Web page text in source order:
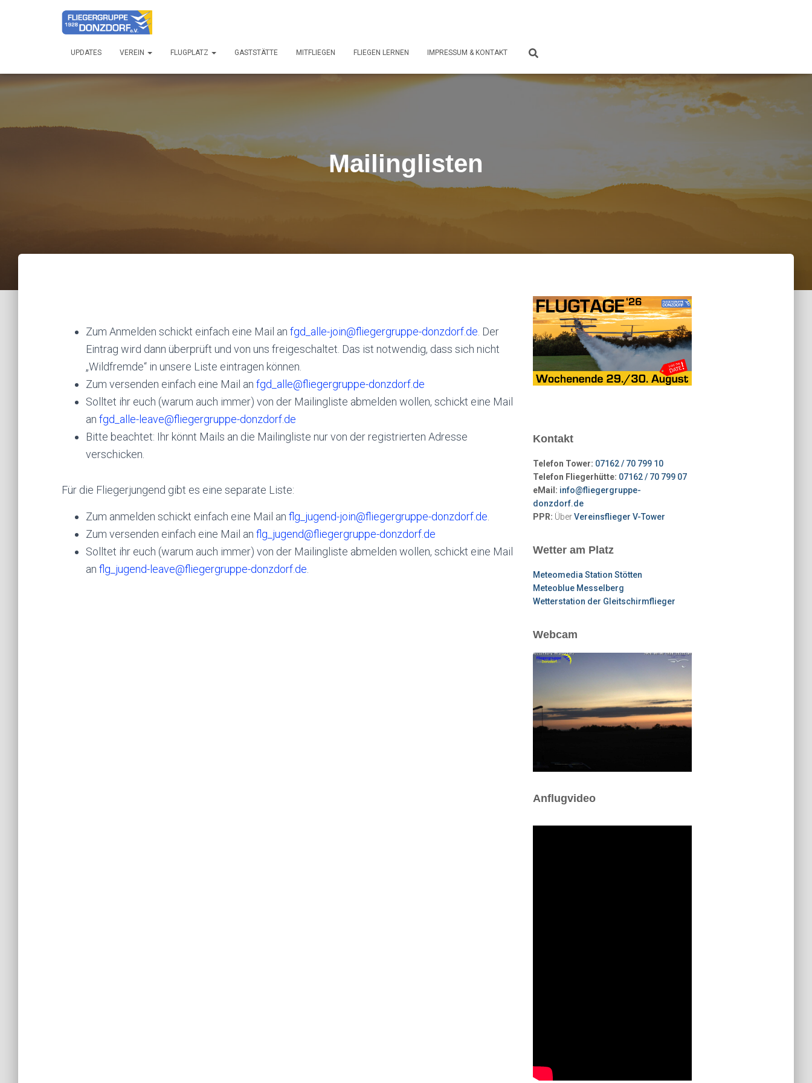
UPDATES VEREIN FLUGPLATZ GASTSTÄTTE MITFLIEGEN FLIEGEN LERNEN IMPRESSUM & KONTAKT
Mailinglisten
Zum Anmelden schickt einfach eine Mail an fgd_alle-join@fliegergruppe-donzdorf.de . Der
Eintrag wird dann überprüft und von uns freigeschaltet. Das ist notwendig, dass sich nicht
„Wildfremde“ in unsere Liste eintragen können.
Zum versenden einfach eine Mail an fgd_alle@fliegergruppe-donzdorf.de
Solltet ihr euch (warum auch immer) von der Mailingliste abmelden wollen, schickt eine Mail
an fgd_alle-leave@fliegergruppe-donzdorf.de
Bitte beachtet: Ihr könnt Mails an die Mailingliste nur von der registrierten Adresse
verschicken.
Für die Fliegerjungend gibt es eine separate Liste:
Zum anmelden schickt einfach eine Mail an flg_jugend-join@fliegergruppe-donzdorf.de
Zum versenden einfach eine Mail an flg_jugend@fliegergruppe-donzdorf.de
Solltet ihr euch (warum auch immer) von der Mailingliste abmelden wollen, schickt eine Mail
an flg_jugend-leave@fliegergruppe-donzdorf.de
Kontakt
Telefon Tower: 07162 / 70 799 10
Telefon Fliegerhütte: 07162 / 70 799 07
eMail: info@fliegergruppe-
donzdorf.de
PPR: ÜberVereinsflieger V-Tower
Wetter am Platz
Meteomedia Station Stötten
Meteoblue Messelberg
Wetterstation der Gleitschirmflieger
Webcam
Anflugvideo